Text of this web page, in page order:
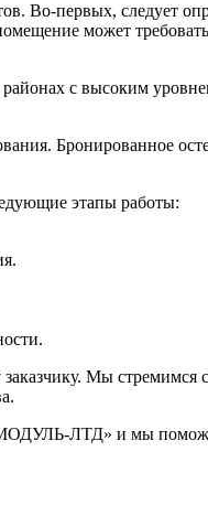
Во-первых, следует
может
с высоким
Бронированное
этапы работы:
Мы стремимся
ЛТД» и мы